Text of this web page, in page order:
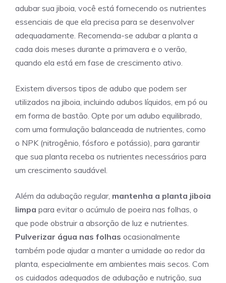
adubar sua jiboia, você está fornecendo os nutrientes
essenciais de que ela precisa para se desenvolver
adequadamente. Recomenda-se adubar a planta a
cada dois meses durante a primavera e o verão,
quando ela está em fase de crescimento ativo.
Existem diversos tipos de adubo que podem ser
utilizados na jiboia, incluindo adubos líquidos, em pó ou
em forma de bastão. Opte por um adubo equilibrado,
com uma formulação balanceada de nutrientes, como
o NPK (nitrogênio, fósforo e potássio), para garantir
que sua planta receba os nutrientes necessários para
um crescimento saudável.
Além da adubação regular, mantenha a planta jiboia
limpa para evitar o acúmulo de poeira nas folhas, o
que pode obstruir a absorção de luz e nutrientes.
Pulverizar água nas folhas ocasionalmente
também pode ajudar a manter a umidade ao redor da
planta, especialmente em ambientes mais secos. Com
os cuidados adequados de adubação e nutrição, sua